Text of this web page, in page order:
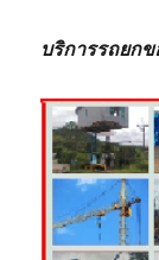
บริการรถยก